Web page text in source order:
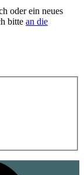
oder ein neues
bitte an die